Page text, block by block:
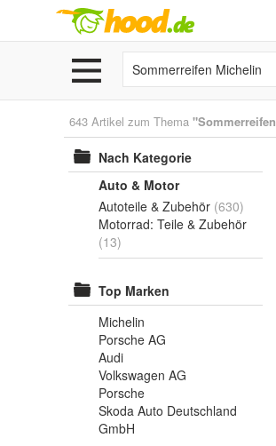
643 Artikel zum Thema
Nach Kategorie
Auto & Motor
Autoteile & Zubehör (630)
Motorrad: Teile & Zubehör
(13)
Top Marken
Michelin
Porsche AG
Audi
Volkswagen AG
Porsche
Skoda Auto Deutschland
GmbH